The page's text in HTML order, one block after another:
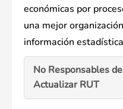
económicas por
una mejor
información
No Responsables
Actualizar RUT